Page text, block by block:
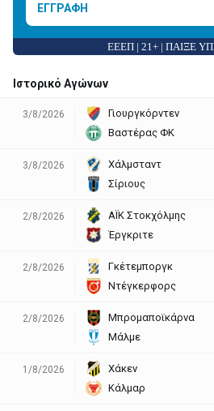
ΕΓΓΡΑΦΗ
ΕΕΕΠ | 21+ | ΠΑΙΞΕ
Ιστορικό Αγώνων
3/8/2026
Γιουργκόρντεν
Βαστέρας ΦΚ
3/8/2026
Χάλμσταντ
Σίριους
2/8/2026
ΑΪΚ Στοκχόλμης
Έργκριτε
2/8/2026
Γκέτεμποργκ
Ντέγκερφορς
2/8/2026
Μπρομαποϊκάρνα
Μάλμε
1/8/2026
Χάκεν
Κάλμαρ